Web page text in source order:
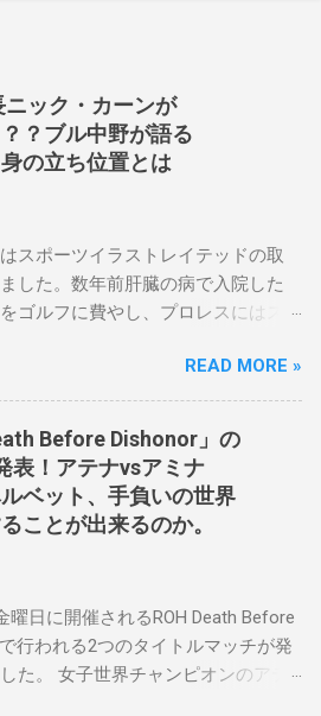
ニック・カーンが
？ブル中野が語る
の立ち位置とは
スポーツイラストレイテッドの取
した。数年前肝臓の病で入院した
ゴルフに費やし、プロレスにはス
なお、新しいプロモーションは無限
満ちており、先日WWEのニック・
にスカウトされました。 「私は
ケバンのコミッショナーに任命さ
スケバンの醍醐味は、日本独自の
、現在、未来をリング上で見るこ
ことです。何十年も前のスケバン
」 彼女は今、スケバンで重要な役
ています。 「今活躍している選手
りに思い、応援しています。私の
READ MORE »
Before Dishonor」の
表！アテナvsアミナ
ベット、手負いの世界
ことが出来るのか。
曜日に開催されるROH Death Before
行われる2つのタイトルマッチが発
た。 女子世界チャンピオンのアテ